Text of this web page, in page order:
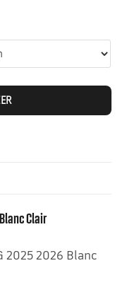
Clair
2025 2026 Blanc